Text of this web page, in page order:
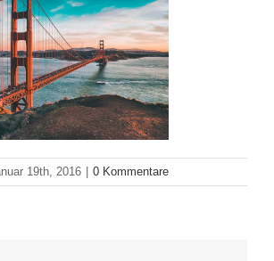
19th, 2016 0 Kommentare